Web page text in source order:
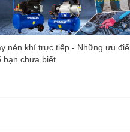
nén khí trực tiếp - Những ưu
bạn chưa biết